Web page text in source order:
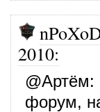
2010:
@Артём:
форум,